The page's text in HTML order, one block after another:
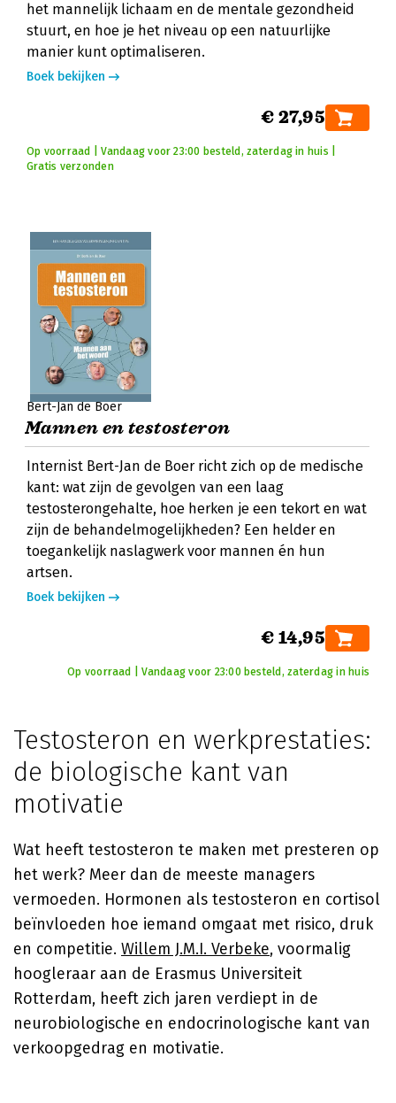
het mannelijk lichaam en de mentale gezondheid
stuurt, en hoe je het niveau op een natuurlijke
manier kunt optimaliseren.
Boek bekijken
€ 27,95
Op voorraad | Vandaag voor 23:00 besteld, zaterdag in huis |
Gratis verzonden
Bert-Jan de Boer
Mannen en testosteron
Internist Bert-Jan de Boer richt zich op de medische
kant: wat zijn de gevolgen van een laag
testosterongehalte, hoe herken je een tekort en wat
zijn de behandelmogelijkheden? Een helder en
toegankelijk naslagwerk voor mannen én hun
artsen.
Boek bekijken
€ 14,95
Op voorraad | Vandaag voor 23:00 besteld, zaterdag in huis
Testosteron en werkprestaties:
de biologische kant van
motivatie
Wat heeft testosteron te maken met presteren op
het werk? Meer dan de meeste managers
vermoeden. Hormonen als testosteron en cortisol
beïnvloeden hoe iemand omgaat met risico, druk
en competitie. Willem J.M.I. Verbeke, voormalig
hoogleraar aan de Erasmus Universiteit
Rotterdam, heeft zich jaren verdiept in de
neurobiologische en endocrinologische kant van
verkoopgedrag en motivatie.